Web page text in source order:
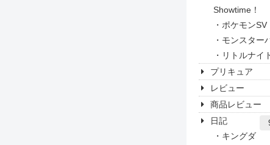
Showtime！
ポケモンSV
モンスター
リトルナイ
プリキュア
レビュー
商品レビュー
日記
キングダ